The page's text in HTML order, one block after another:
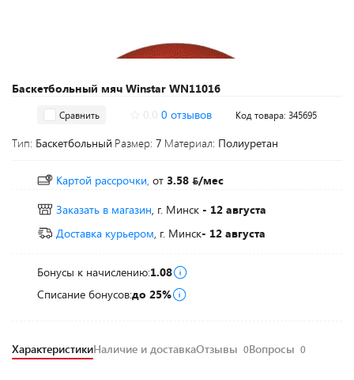
Баскетбольный мяч Winstar WN11016
Сравнить 0 отзывов Код товара: 345695
Тип: Баскетбольный Размер: 7 Материал: Полиуретан
Картой рассрочки, от 3.58
/мес
Заказать в магазин, г. Минск - 12 августа
Доставка курьером, г. Минск- 12 августа
Бонусы к начислению:1.08
Списание бонусов:до 25%
ХарактеристикиНаличие и доставкаОтзывы 0Вопросы 0